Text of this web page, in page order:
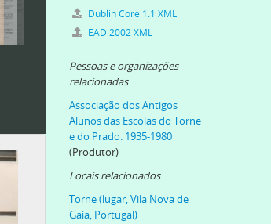
Dublin Core 1.1 XML
EAD 2002 XML
Pessoas e organizações
relacionadas
Associação dos Antigos
Alunos das Escolas do Torne
e do Prado. 1935-1980
(Produtor)
Locais relacionados
Torne (lugar, Vila Nova de
Gaia, Portugal)